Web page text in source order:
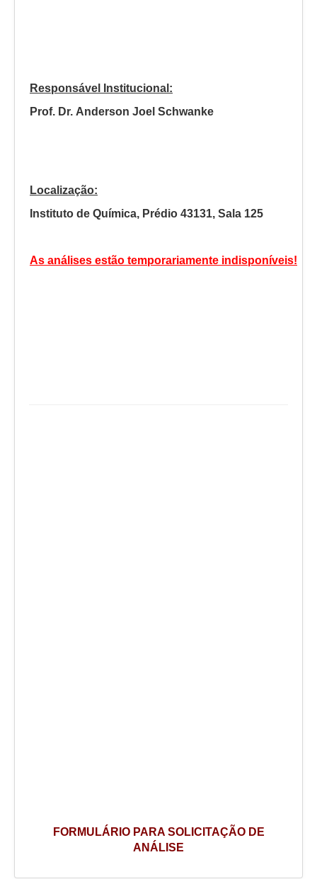
Responsável Institucional:
Prof. Dr. Anderson Joel Schwanke
Localização:
Instituto de Química, Prédio 43131, Sala 125
As análises estão temporariamente indisponíveis!
FORMULÁRIO PARA SOLICITAÇÃO DE
ANÁLISE